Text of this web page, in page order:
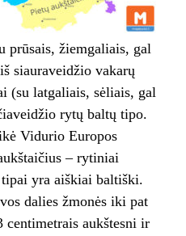
prūsais, žiemgaliais, gal
siauraveidžio vakarų
(su latgaliais, sėliais, gal
rytų baltų tipo.
Vidurio Europos
– rytiniai
yra aiškiai baltiški.
dalies žmonės iki pat
aukštesni ir